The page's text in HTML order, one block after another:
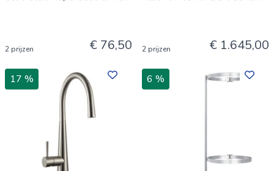
2 prijzen € 76,50 2 prijzen € 1.645,00
17 % 6 %